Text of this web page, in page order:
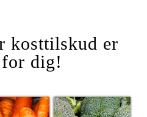
kosttilskud er
dig!